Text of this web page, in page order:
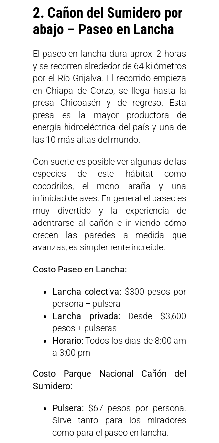
2. Cañon del Sumidero por
abajo – Paseo en Lancha
El paseo en lancha dura aprox. 2 horas
y se recorren alrededor de 64 kilómetros
por el Río Grijalva. El recorrido empieza
en Chiapa de Corzo, se llega hasta la
presa Chicoasén y de regreso. Esta
presa es la mayor productora de
energía hidroeléctrica del país y una de
las 10 más altas del mundo.
Con suerte es posible ver algunas de las
especies de este hábitat como
cocodrilos, el mono araña y una
infinidad de aves. En general el paseo es
muy divertido y la experiencia de
adentrarse al cañón e ir viendo cómo
crecen las paredes a medida que
avanzas, es simplemente increíble.
Costo Paseo en Lancha:
Lancha colectiva: $300 pesos por
persona + pulsera
Lancha privada: Desde $3,600
pesos + pulseras
Horario: Todos los días de 8:00 am
a 3:00 pm
Costo Parque Nacional Cañón del
Sumidero:
Pulsera: $67 pesos por persona.
Sirve tanto para los miradores
como para el paseo en lancha.